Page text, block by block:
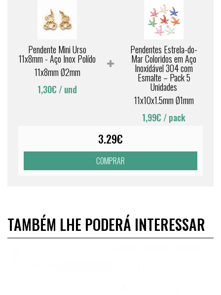
Pendente Mini Urso
11x8mm - Aço Inox Polído
11x8mm Ø2mm
1,30€ / und
Pendentes Estrela-do-
Mar Coloridos em Aço
Inoxidável 304 com
Esmalte – Pack 5
Unidades
11x10x1.5mm Ø1mm
1,99€ / pack
3.29€
COMPRAR
TAMBÉM LHE PODERÁ INTERESSAR